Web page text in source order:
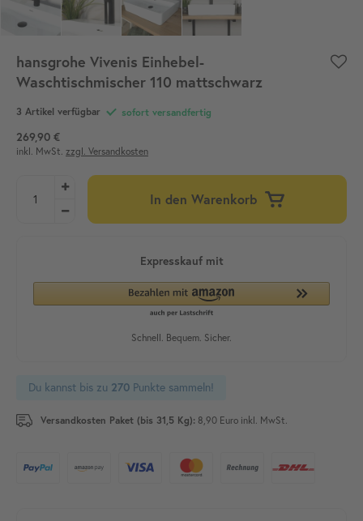
hansgrohe Vivenis Einhebel-
Waschtischmischer 110 mattschwarz
3 Artikel verfügbar sofort versandfertig
269,90 €
inkl. MwSt. zzgl. Versandkosten
In den Warenkorb
Du kannst bis zu 270 Punkte sammeln!
Versandkosten Paket (bis 31,5 Kg): 8,90 Euro inkl. MwSt.